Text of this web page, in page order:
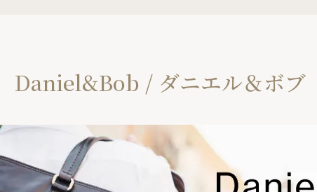
Daniel&Bob / ダニエル＆ボブ